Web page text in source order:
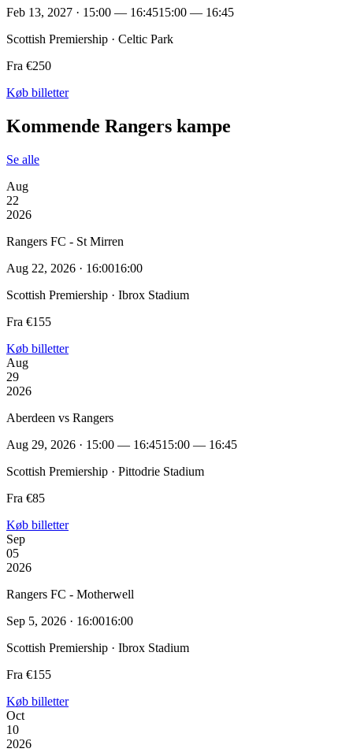
Feb 13, 2027 · 15:00 — 16:4515:00 — 16:45
Scottish Premiership · Celtic Park
Fra €250
Køb billetter
Kommende Rangers kampe
Se alle
Aug
22
2026
Rangers FC - St Mirren
Aug 22, 2026 · 16:0016:00
Scottish Premiership · Ibrox Stadium
Fra €155
Køb billetter
Aug
29
2026
Aberdeen vs Rangers
Aug 29, 2026 · 15:00 — 16:4515:00 — 16:45
Scottish Premiership · Pittodrie Stadium
Fra €85
Køb billetter
Sep
05
2026
Rangers FC - Motherwell
Sep 5, 2026 · 16:0016:00
Scottish Premiership · Ibrox Stadium
Fra €155
Køb billetter
Oct
10
2026